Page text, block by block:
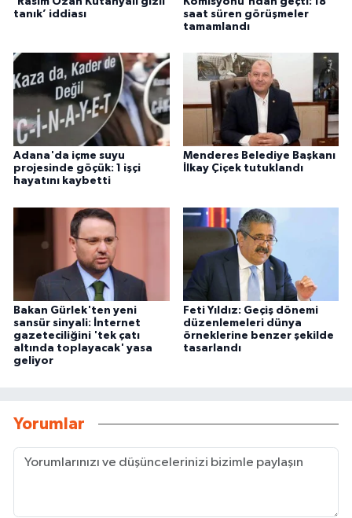
tanık’ iddiası
saat süren görüşmeler
tamamlandı
Adana'da içme suyu
projesinde göçük: 1 işçi
hayatını kaybetti
Menderes Belediye Başkanı
İlkay Çiçek tutuklandı
Bakan Gürlek'ten yeni
sansür sinyali: İnternet
gazeteciliğini 'tek çatı
altında toplayacak' yasa
geliyor
Feti Yıldız: Geçiş dönemi
düzenlemeleri dünya
örneklerine benzer şekilde
tasarlandı
Yorumlar